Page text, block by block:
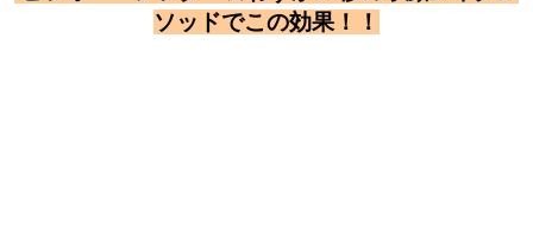
ソッドでこの効果！！